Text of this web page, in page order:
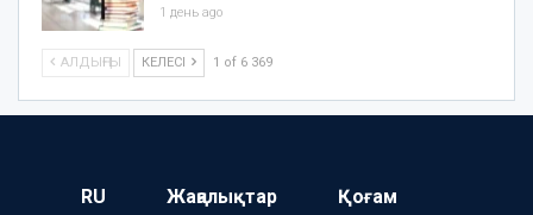
1 день ago
АЛДЫҢҒЫ КЕЛЕСІ 1 of 6 369
RU Жаңалықтар Қоғам